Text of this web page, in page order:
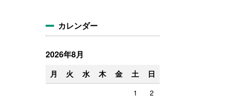
カレンダー
2026年8月
月 火 水 木 金 土 日
1
2